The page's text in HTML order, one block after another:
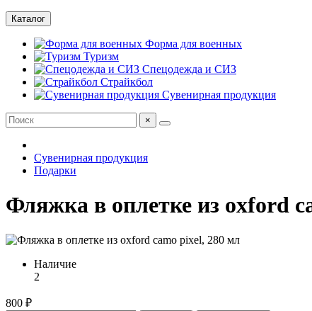
Каталог
Форма для военных
Туризм
Спецодежда и СИЗ
Страйкбол
Сувенирная продукция
×
Сувенирная продукция
Подарки
Фляжка в оплетке из oxford
Наличие
2
800 ₽